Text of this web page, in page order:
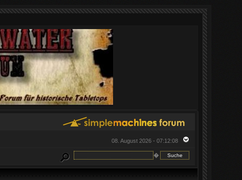
08. August 2026 - 07:12:08
�